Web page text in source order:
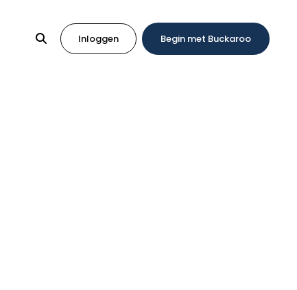
Inloggen Begin met Buckaroo
naast iDEAL